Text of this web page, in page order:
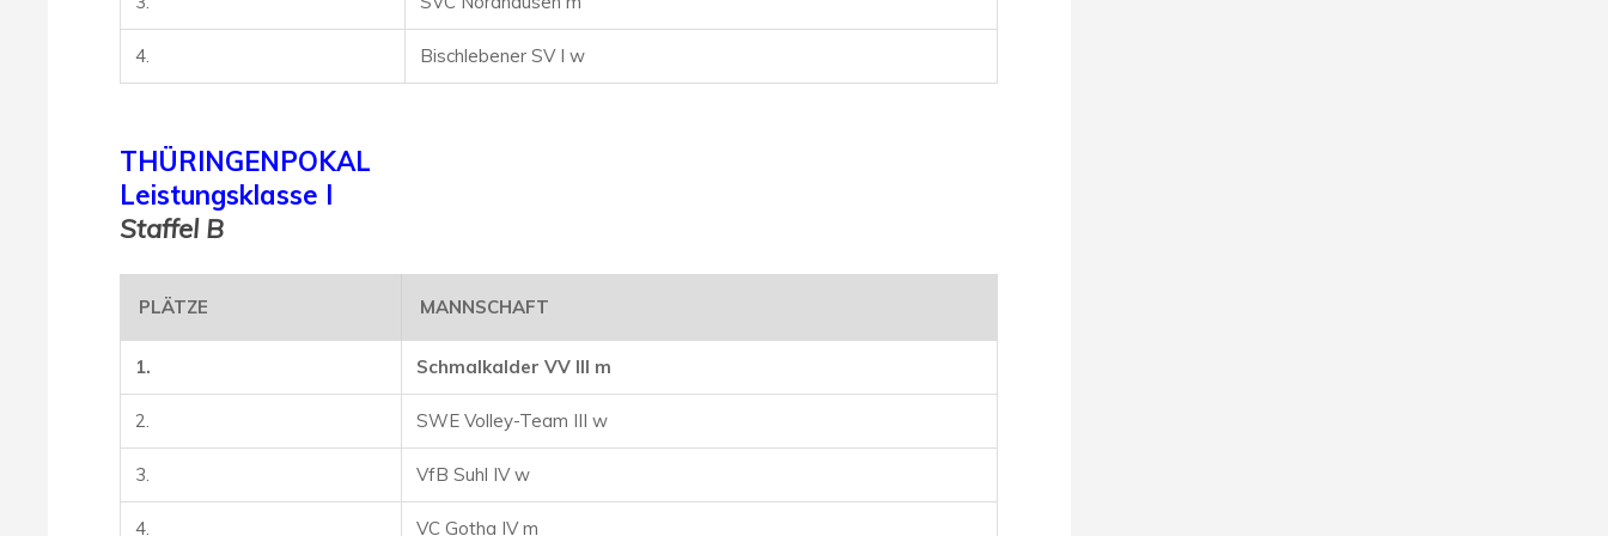
4. Bischlebener SV I w
THÜRINGENPOKAL
Leistungsklasse I
Staffel B
PLÄTZE MANNSCHAFT
1. Schmalkalder VV III m
2. SWE Volley-Team III w
3. VfB Suhl IV w
4. VC Gotha IV m